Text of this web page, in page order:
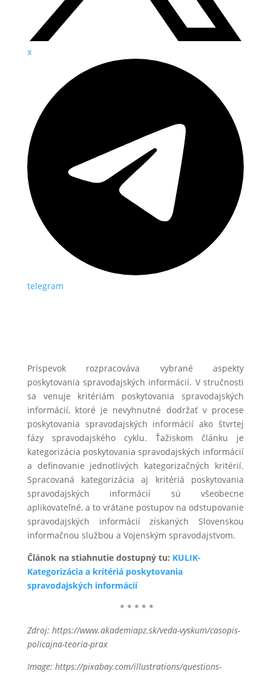
x
telegram
Príspevok rozpracováva vybrané aspekty
poskytovania spravodajských informácií. V stručnosti
sa venuje kritériám poskytovania spravodajských
informácií, ktoré je nevyhnutné dodržať v procese
poskytovania spravodajských informácií ako štvrtej
fázy spravodajského cyklu. Ťažiskom článku je
kategorizácia poskytovania spravodajských informácií
a definovanie jednotlivých kategorizačných kritérií.
Spracovaná kategorizácia aj kritériá poskytovania
spravodajských informácií sú všeobecne
aplikovateľné, a to vrátane postupov na odstupovanie
spravodajských informácií získaných Slovenskou
informačnou službou a Vojenským spravodajstvom.
Článok na stiahnutie dostupný tu: KULIK-
Kategorizácia a kritériá poskytovania
spravodajských informácií
* * * * *
Zdroj: https://www.akademiapz.sk/veda-vyskum/casopis-
policajna-teoria-prax
Image: https://pixabay.com/illustrations/questions-